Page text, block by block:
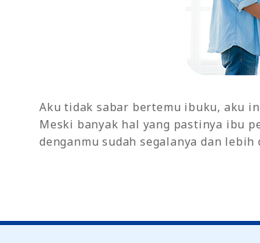
Aku tidak sabar bertemu ibuku, aku
Meski banyak hal yang pastinya ibu
denganmu sudah segalanya dan